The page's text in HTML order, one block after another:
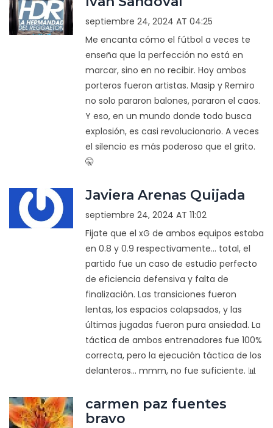
septiembre 24, 2024 AT 04:25
Me encanta cómo el fútbol a veces te
enseña que la perfección no está en
marcar, sino en no recibir. Hoy ambos
porteros fueron artistas. Masip y Remiro
no solo pararon balones, pararon el caos.
Y eso, en un mundo donde todo busca
explosión, es casi revolucionario. A veces
el silencio es más poderoso que el grito.
🤫
Javiera Arenas Quijada
septiembre 24, 2024 AT 11:02
Fijate que el xG de ambos equipos estaba
en 0.8 y 0.9 respectivamente... total, el
partido fue un caso de estudio perfecto
de eficiencia defensiva y falta de
finalización. Las transiciones fueron
lentas, los espacios colapsados, y las
últimas jugadas fueron pura ansiedad. La
táctica de ambos entrenadores fue 100%
correcta, pero la ejecución táctica de los
delanteros... mmm, no fue suficiente. 📊
carmen paz fuentes
bravo